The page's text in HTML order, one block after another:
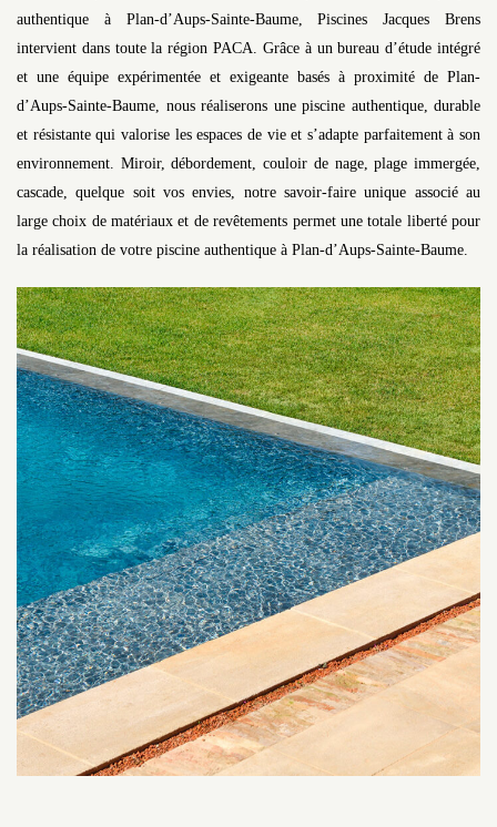
authentique à Plan-d’Aups-Sainte-Baume, Piscines Jacques Brens
intervient dans toute la région PACA. Grâce à un bureau d’étude intégré
et une équipe expérimentée et exigeante basés à proximité de Plan-
d’Aups-Sainte-Baume, nous réaliserons une piscine authentique, durable
et résistante qui valorise les espaces de vie et s’adapte parfaitement à son
environnement. Miroir, débordement, couloir de nage, plage immergée,
cascade, quelque soit vos envies, notre savoir-faire unique associé au
large choix de matériaux et de revêtements permet une totale liberté pour
la réalisation de votre piscine authentique à Plan-d’Aups-Sainte-Baume.